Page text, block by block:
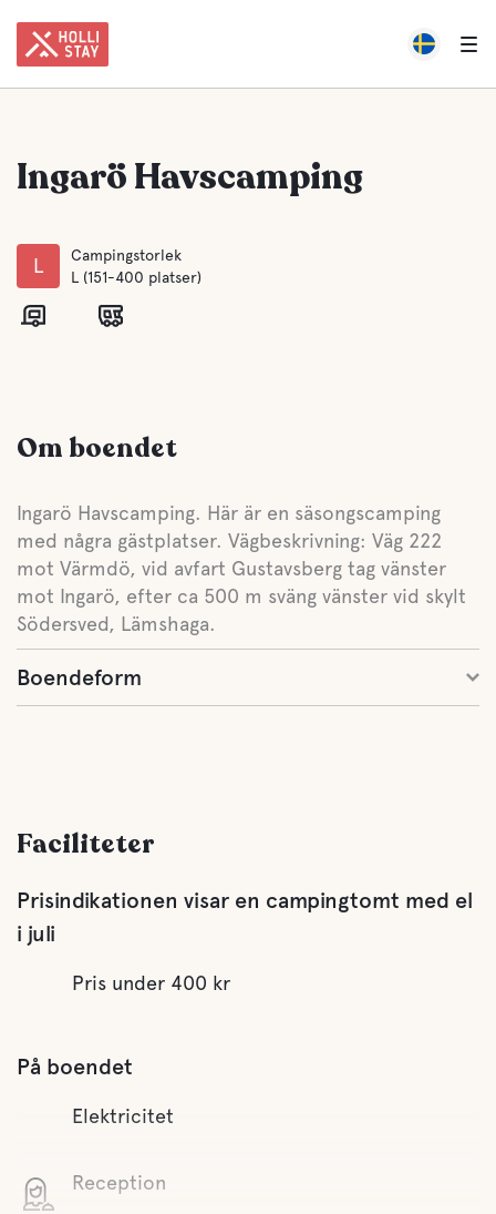
Ingarö Havscamping
L
Campingstorlek
L (151-400 platser)
Om boendet
Ingarö Havscamping. Här är en säsongscamping
med några gästplatser. Vägbeskrivning: Väg 222
mot Värmdö, vid avfart Gustavsberg tag vänster
mot Ingarö, efter ca 500 m sväng vänster vid skylt
Södersved, Lämshaga.
Boendeform
Faciliteter
Prisindikationen visar en campingtomt med el
i juli
Pris under 400 kr
På boendet
Elektricitet
Reception